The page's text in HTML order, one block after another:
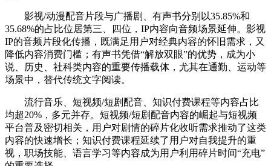
影视/动漫配音片段与广播剧、有声书分别以35.85%和
35.68%的占比位居第三、四位，IP内容向音频场景延伸。影视
IP的音频片段化传播，既满足用户对经典内容的怀旧需求，又
降低内容消费门槛；有声书凭借“解放双眼”的优势，成为小
说、历史、社科类内容的重要传播载体，尤其在通勤、运动等
场景中，替代传统文字阅读。
流行音乐、短视频/短剧配音、知识付费课程等内容占比
均超20%，多元并存。短视频/短剧配音内容的崛起与短视频
平台普及密切相关，用户对剧情的碎片化收听需求推动了这类
内容的快速增长；知识付费课程延续了用户对自我提升的重
视，职场技能、语言学习等内容成为用户利用碎片时间“充电”